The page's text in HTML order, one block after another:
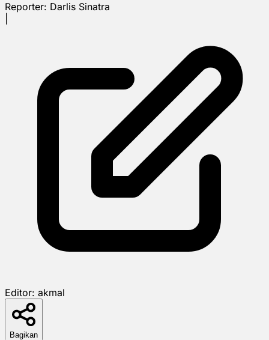
Reporter: Darlis Sinatra
Editor: akmal
Bagikan